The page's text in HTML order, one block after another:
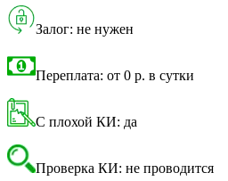
Залог: не нужен
Переплата: от 0 р. в сутки
С плохой КИ: да
Проверка КИ: не проводится